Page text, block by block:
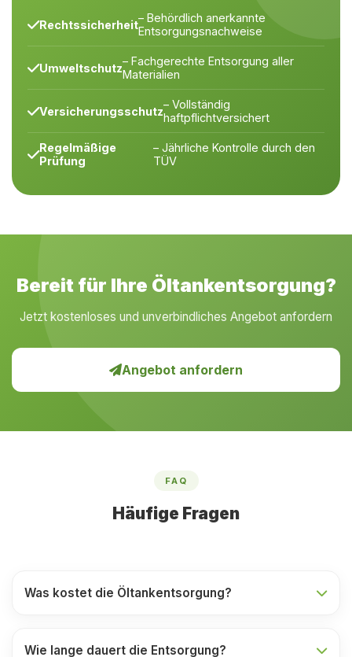
Rechtssicherheit– Behördlich anerkannte
Entsorgungsnachweise
Umweltschutz– Fachgerechte Entsorgung aller
Materialien
Versicherungsschutz– Vollständig
haftpflichtversichert
Regelmäßige
Prüfung
– Jährliche Kontrolle durch den
TÜV
Bereit für Ihre Öltankentsorgung?
Jetzt kostenloses und unverbindliches Angebot anfordern
Angebot anfordern
FAQ
Häufige Fragen
Was kostet die Öltankentsorgung?
Wie lange dauert die Entsorgung?